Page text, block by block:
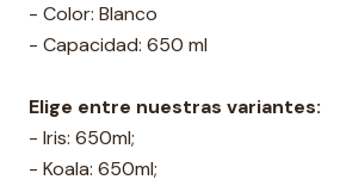
- Color: Blanco
- Capacidad: 650 ml
Elige entre nuestras variantes:
- Iris: 650ml;
- Koala: 650ml;